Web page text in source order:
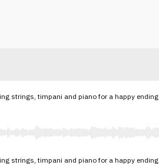
strings, timpani and piano for a happy ending
strings, timpani and piano for a happy ending